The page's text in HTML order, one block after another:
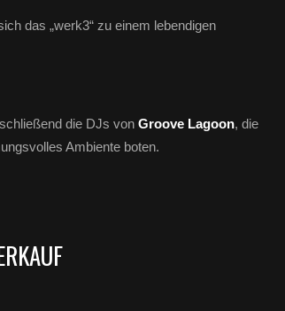
das „werk3“ zu einem lebendigen
die DJs von Groove Lagoon, die
Ambiente boten.